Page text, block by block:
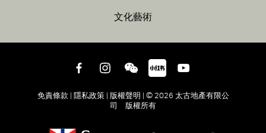
文化藝術
免責條款 | 隱私政策 | 版權聲明 | © 2026 太古地產有限公
司 版權所有